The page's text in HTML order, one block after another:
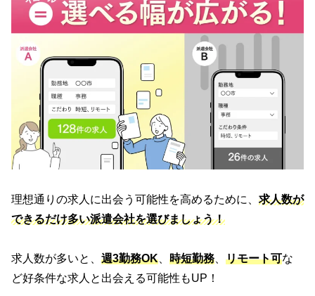
理想通りの求人に出会う可能性を高めるために、 求人数が
できるだけ多い派遣会社を選びましょう！
求人数が多いと、 週3勤務OK、 時短勤務、 リモート可な
ど好条件な求人と出会える可能性もUP！